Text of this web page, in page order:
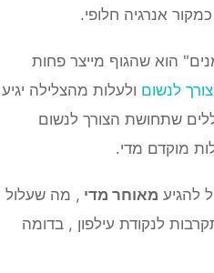
אנרגיה חלופי.
הוא שהגוף מייצר פחות
לנשום ולעלות מהצלילה יגיע
שתחושת הצורך לנשום
מוקדם מדי.
להגיע מאוחר מדי , מה שעלול
לנקודת עילפון , בדומה